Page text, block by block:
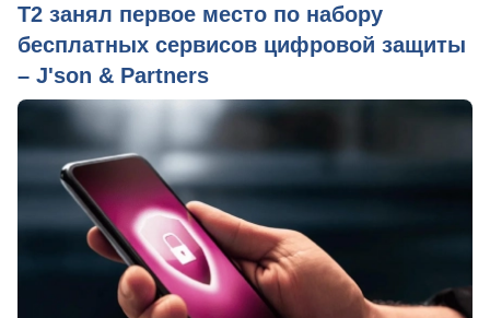
Т2 занял первое место по набору
бесплатных сервисов цифровой защиты
– J'son & Partners